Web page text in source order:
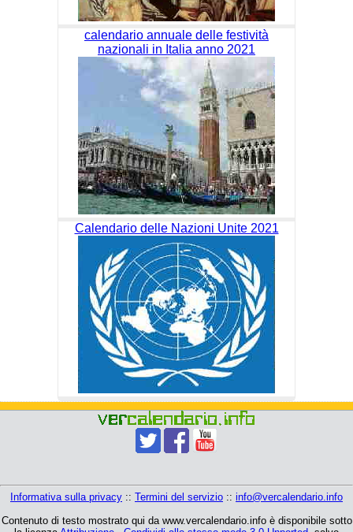
calendario annuale delle festività
nazionali in Italia anno 2021
Calendario delle Nazioni Unite 2021
Informativa sulla privacy :: Termini del servizio :: info@vercalendario.info
Contenuto di testo mostrato qui da www.vercalendario.info è disponibile sotto